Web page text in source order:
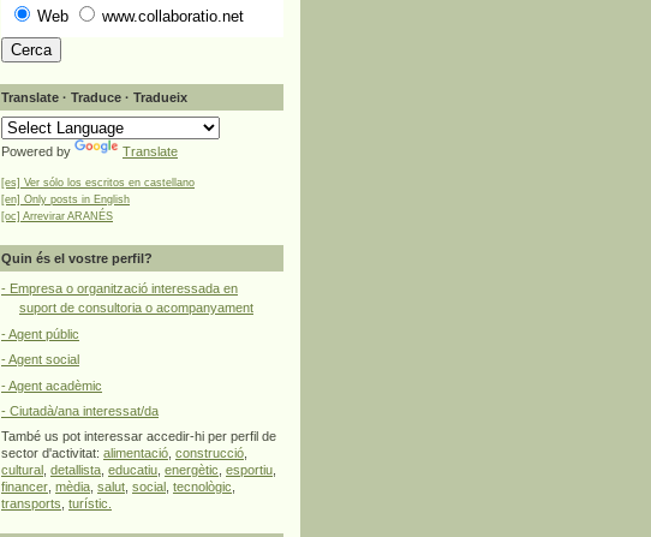
Web
www.collaboratio.net
Translate · Traduce · Tradueix
Powered by Translate
[es] Ver sólo los escritos en castellano
[en] Only posts in English
[oc] Arrevirar ARANÉS
Quin és el vostre perfil?
- Empresa o organització interessada en
suport de consultoria o acompanyament
- Agent públic
- Agent social
- Agent acadèmic
- Ciutadà/ana interessat/da
També us pot interessar accedir-hi per perfil de
sector d'activitat: alimentació construcció
cultural detallista educatiu energètic esportiu
financer mèdia salut social tecnològic
transports turístic.